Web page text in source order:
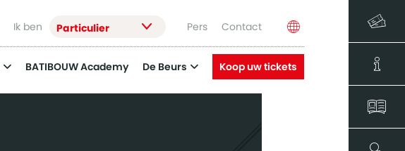
Ik ben Particulier Pers Contact
BATIBOUW Academy De Beurs Koop uw tickets